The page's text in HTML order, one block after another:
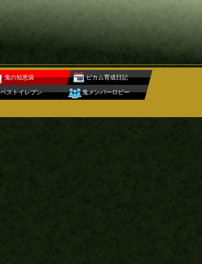
鬼の知恵袋 ビカム育成日記
ベストイレブン 鬼メンバーロビー